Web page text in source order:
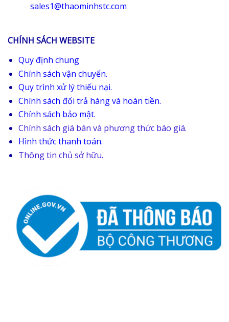
sales1@thaominhstc.com
CHÍNH SÁCH WEBSITE
Quy định chung
Chính sách vận chuyển.
Quy trình xử lý thiếu nại.
Chính sách đổi trả hàng và hoàn tiền.
Chính sách bảo mật.
Chính sách giá bán và phương thức báo giá.
Hình thức thanh toán.
Thông tin chủ sở hữu.